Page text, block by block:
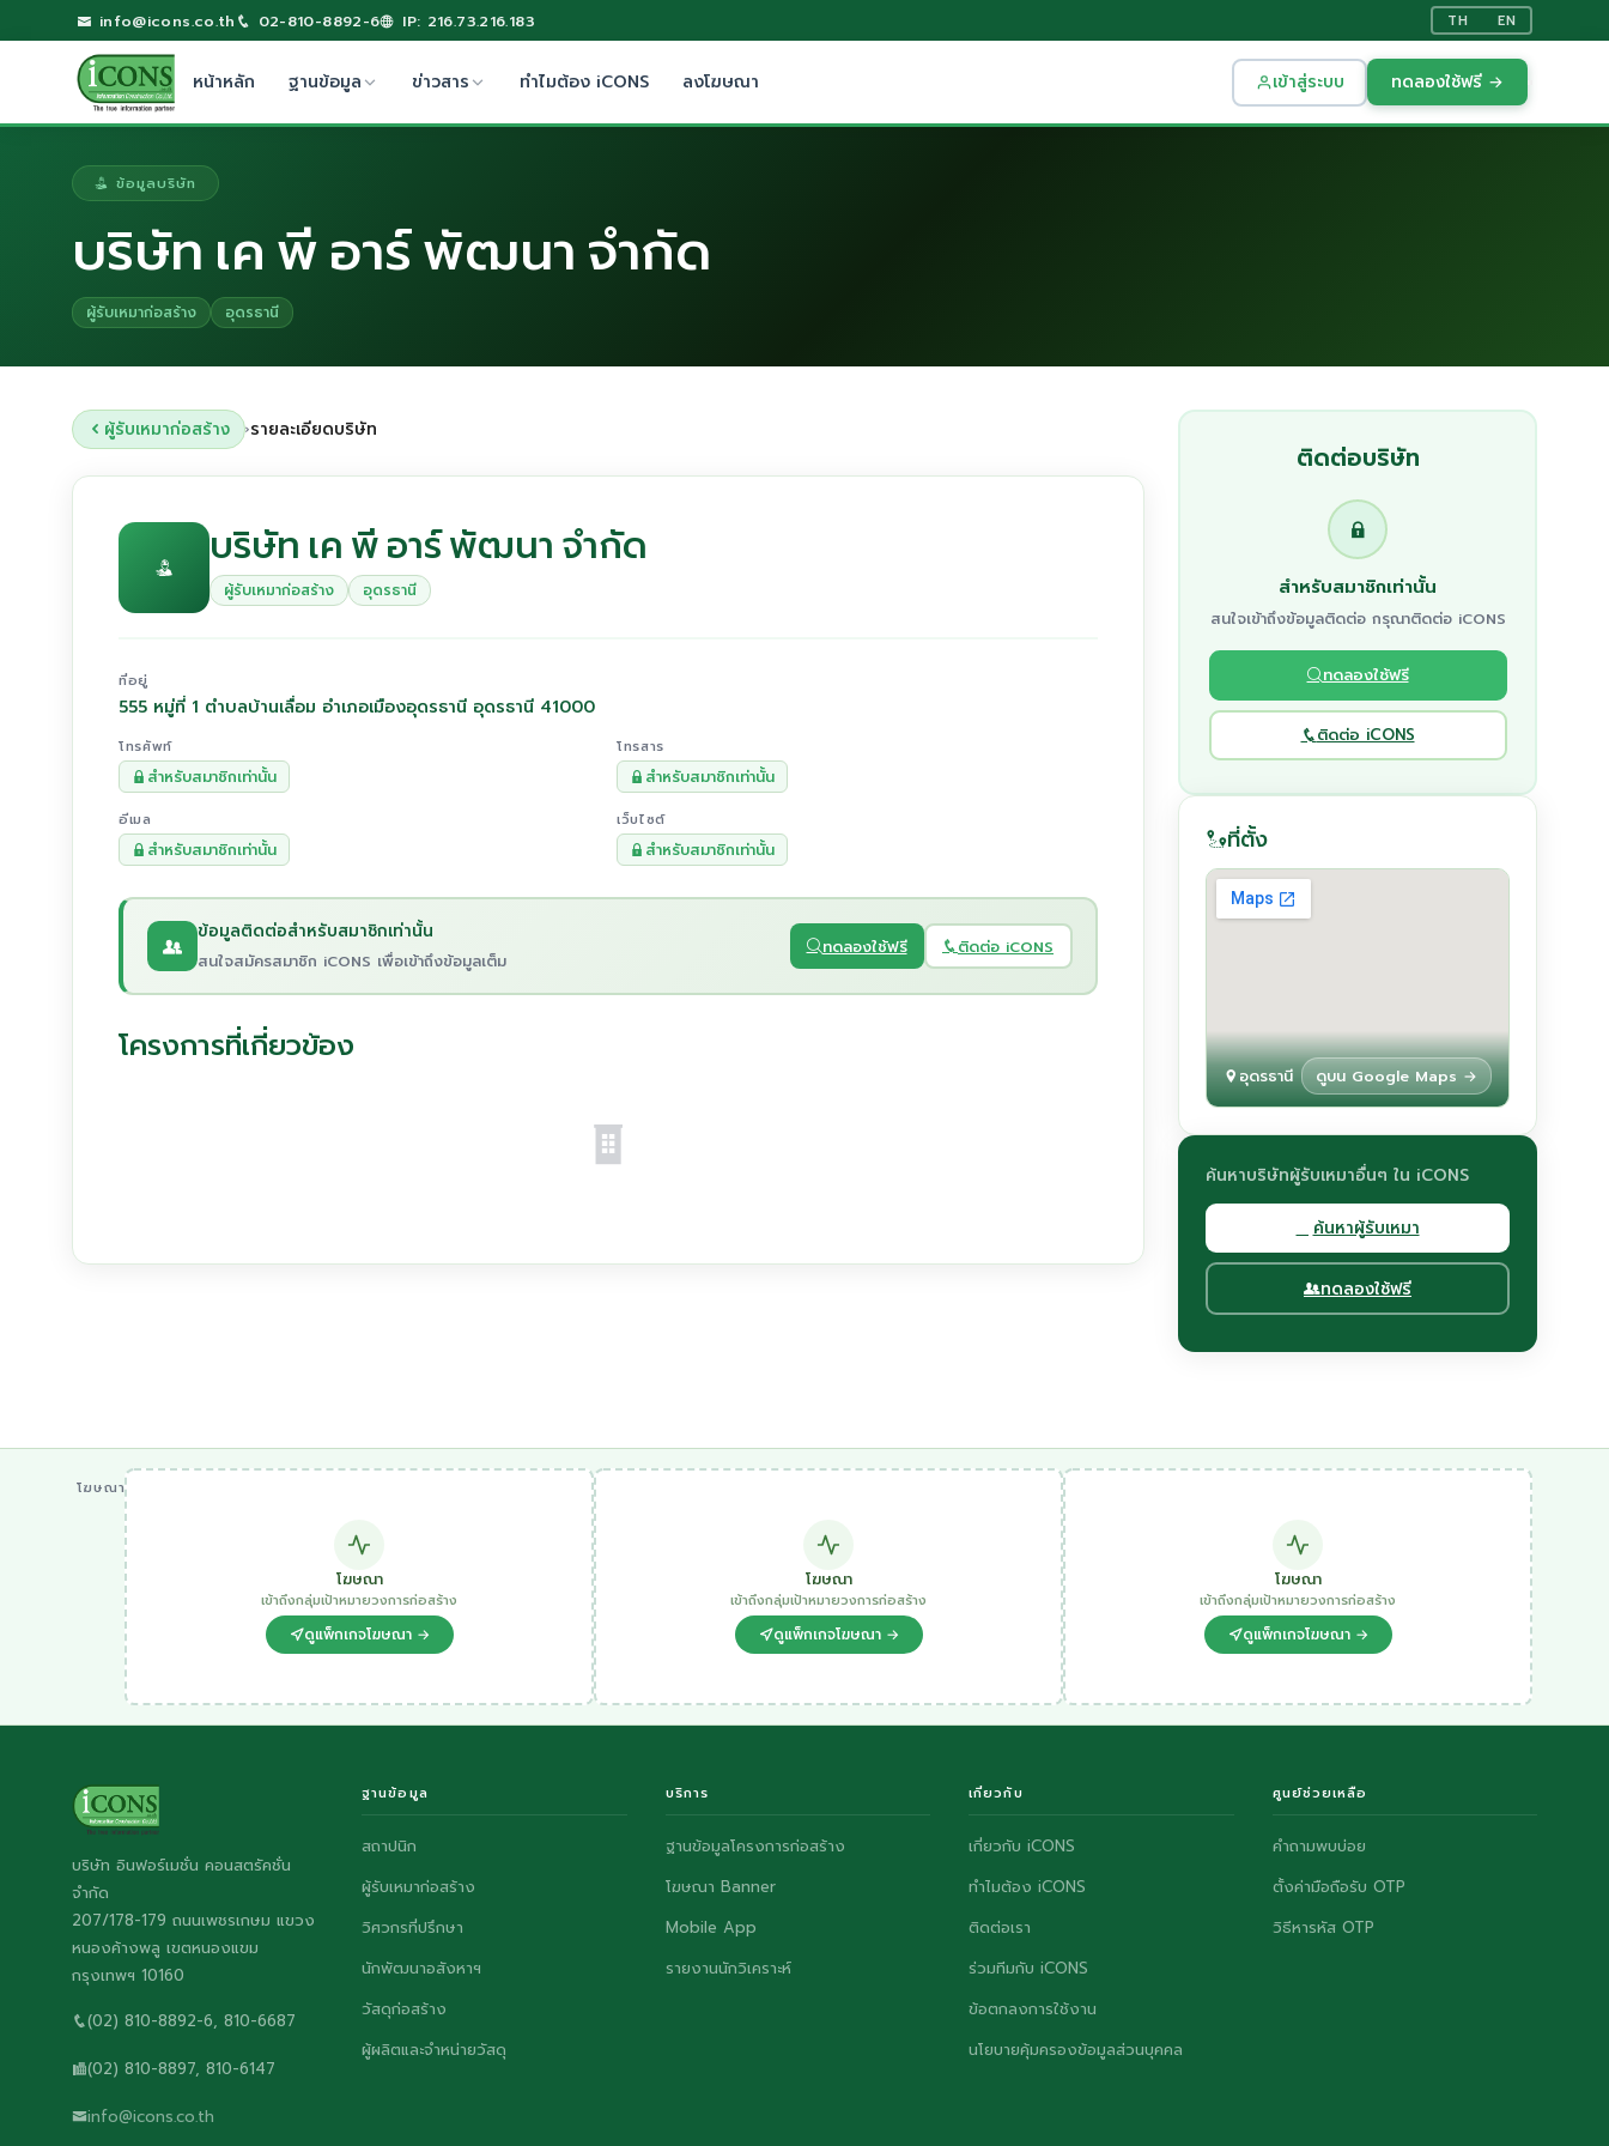
info@icons.co.th 02-810-8892-6 IP: 216.73.216.183 TH EN
หน้าหลัก ฐานข้อมูล ข่าวสาร ทำไมต้อง iCONS ลงโฆษณา เข้าสู่ระบบ ทดลองใช้ฟรี →
ข้อมูลบริษัท
บริษัท เค พี อาร์ พัฒนา จำกัด
ผู้รับเหมาก่อสร้าง อุดรธานี
ผู้รับเหมาก่อสร้าง ›รายละเอียดบริษัท
บริษัท เค พี อาร์ พัฒนา จำกัด
ผู้รับเหมาก่อสร้าง อุดรธานี
ที่อยู่
555 หมู่ที่ 1 ตำบลบ้านเลื่อม อำเภอเมืองอุดรธานี อุดรธานี 41000
โทรศัพท์
สำหรับสมาชิกเท่านั้น
โทรสาร
สำหรับสมาชิกเท่านั้น
อีเมล
สำหรับสมาชิกเท่านั้น
เว็บไซต์
สำหรับสมาชิกเท่านั้น
ข้อมูลติดต่อสำหรับสมาชิกเท่านั้น
สนใจสมัครสมาชิก iCONS เพื่อเข้าถึงข้อมูลเต็ม
ทดลองใช้ฟรี ติดต่อ iCONS
โครงการที่เกี่ยวข้อง
ติดต่อบริษัท
สำหรับสมาชิกเท่านั้น
สนใจเข้าถึงข้อมูลติดต่อ กรุณาติดต่อ iCONS
ทดลองใช้ฟรี
ติดต่อ iCONS
ที่ตั้ง
อุดรธานี ดูบน Google Maps →
ค้นหาบริษัทผู้รับเหมาอื่นๆ ใน iCONS
ค้นหาผู้รับเหมา
ทดลองใช้ฟรี
โฆษณา
โฆษณา
เข้าถึงกลุ่มเป้าหมายวงการก่อสร้าง
ดูแพ็กเกจโฆษณา →
โฆษณา
เข้าถึงกลุ่มเป้าหมายวงการก่อสร้าง
ดูแพ็กเกจโฆษณา →
โฆษณา
เข้าถึงกลุ่มเป้าหมายวงการก่อสร้าง
ดูแพ็กเกจโฆษณา →
บริษัท อินฟอร์เมชั่น คอนสตรัคชั่น
จำกัด
207/178-179 ถนนเพชรเกษม แขวง
หนองค้างพลู เขตหนองแขม
กรุงเทพฯ 10160
(02) 810-8892-6, 810-6687
(02) 810-8897, 810-6147
info@icons.co.th
ฐานข้อมูล
สถาปนิก
ผู้รับเหมาก่อสร้าง
วิศวกรที่ปรึกษา
นักพัฒนาอสังหาฯ
วัสดุก่อสร้าง
ผู้ผลิตและจำหน่ายวัสดุ
บริการ
ฐานข้อมูลโครงการก่อสร้าง
โฆษณา Banner
Mobile App
รายงานนักวิเคราะห์
เกี่ยวกับ
เกี่ยวกับ iCONS
ทำไมต้อง iCONS
ติดต่อเรา
ร่วมทีมกับ iCONS
ข้อตกลงการใช้งาน
นโยบายคุ้มครองข้อมูลส่วนบุคคล
ศูนย์ช่วยเหลือ
คำถามพบบ่อย
ตั้งค่ามือถือรับ OTP
วิธีหารหัส OTP